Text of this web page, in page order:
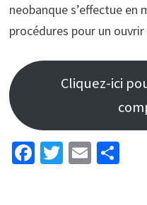
neobanque s’effectue en
procédures pour un
Cliquez-ici
Fa T E P